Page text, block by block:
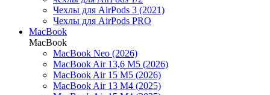
Чехлы для AirPods 3 (2021)
Чехлы для AirPods PRO
MacBook
MacBook
MacBook Neo (2026)
MacBook Air 13,6 M5 (2026)
MacBook Air 15 M5 (2026)
MacBook Air 13 M4 (2025)